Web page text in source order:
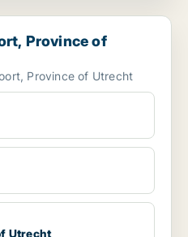
of Utrecht
Province of
Province of Utrecht
Utrecht